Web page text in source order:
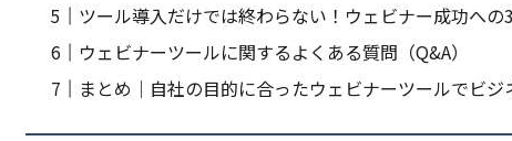
ツール導入だけでは終わらない！ウェビナー成功への
ウェビナーツールに関するよくある質問（Q&A）
まとめ｜自社の目的に合ったウェビナーツールでビジ